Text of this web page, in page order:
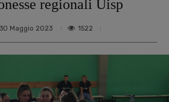
regionali Uisp
30 Maggio 2023 1522